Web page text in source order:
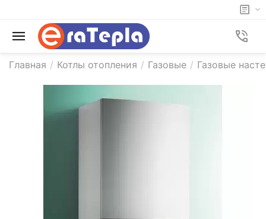
Главная / Котлы отопления / Газовые / Газовые